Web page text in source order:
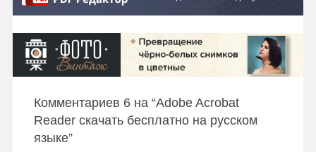
Комментариев 6 на “Adobe Acrobat
Reader скачать бесплатно на русском
языке”